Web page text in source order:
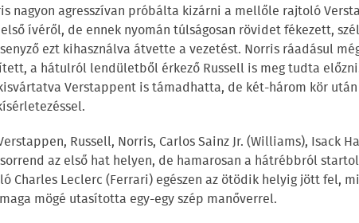
nagyon agresszívan próbálta kizárni a mellőle rajtoló
ívéről, de ennek nyomán túlságosan rövidet fékezett,
ezt kihasználva átvette a vezetést. Norris ráadásul
a hátulról lendületből érkező Russell is meg tudta
Verstappent is támadhatta, de két-három kör
Russell, Norris, Carlos Sainz Jr. (Williams), Isack
az első hat helyen, de hamarosan a hátrébbról
Charles Leclerc (Ferrari) egészen az ötödik helyig jött fel,
mögé utasította egy-egy szép manőverrel.